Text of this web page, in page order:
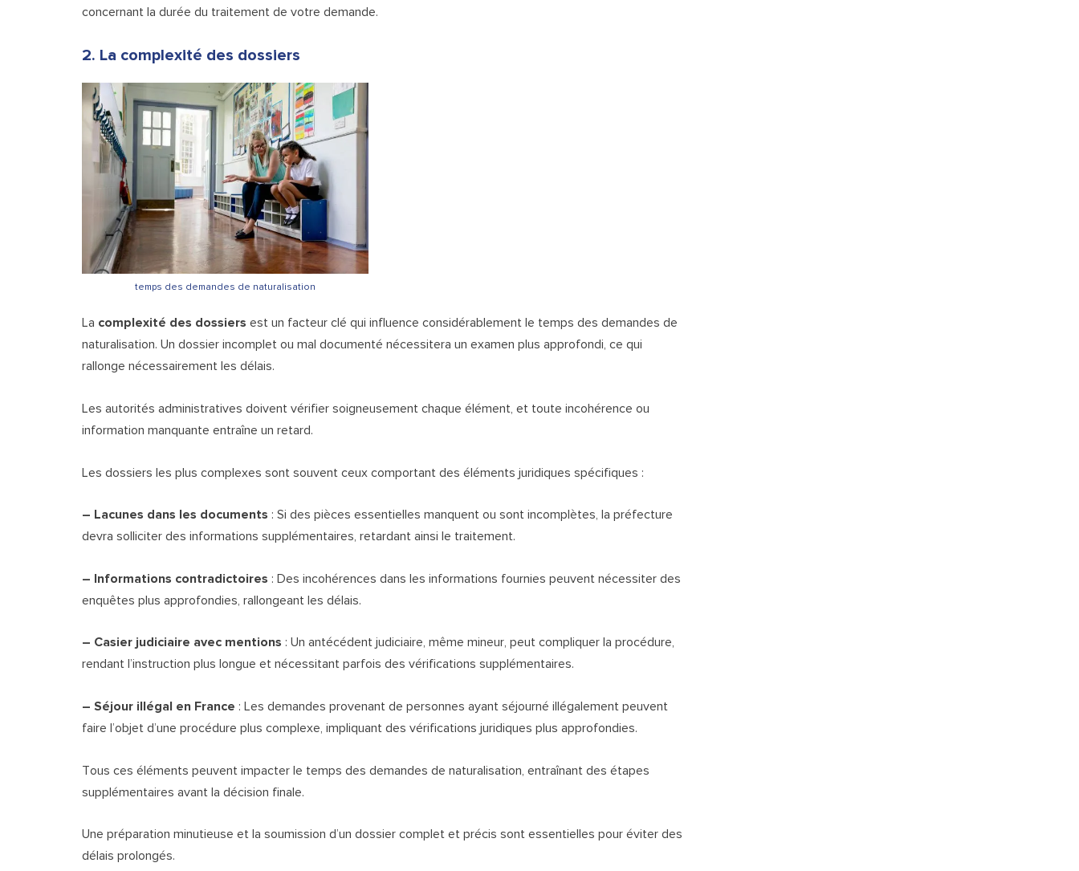
concernant la durée du traitement de votre demande.
2. La complexité des dossiers
temps des demandes de naturalisation
La complexité des dossiers est un facteur clé qui influence considérablement le temps des demandes de
naturalisation. Un dossier incomplet ou mal documenté nécessitera un examen plus approfondi, ce qui
rallonge nécessairement les délais.
Les autorités administratives doivent vérifier soigneusement chaque élément, et toute incohérence ou
information manquante entraîne un retard.
Les dossiers les plus complexes sont souvent ceux comportant des éléments juridiques spécifiques :
– Lacunes dans les documents : Si des pièces essentielles manquent ou sont incomplètes, la préfecture
devra solliciter des informations supplémentaires, retardant ainsi le traitement.
– Informations contradictoires : Des incohérences dans les informations fournies peuvent nécessiter des
enquêtes plus approfondies, rallongeant les délais.
– Casier judiciaire avec mentions : Un antécédent judiciaire, même mineur, peut compliquer la procédure,
rendant l’instruction plus longue et nécessitant parfois des vérifications supplémentaires.
– Séjour illégal en France : Les demandes provenant de personnes ayant séjourné illégalement peuvent
faire l’objet d’une procédure plus complexe, impliquant des vérifications juridiques plus approfondies.
Tous ces éléments peuvent impacter le temps des demandes de naturalisation, entraînant des étapes
supplémentaires avant la décision finale.
Une préparation minutieuse et la soumission d’un dossier complet et précis sont essentielles pour éviter des
délais prolongés.